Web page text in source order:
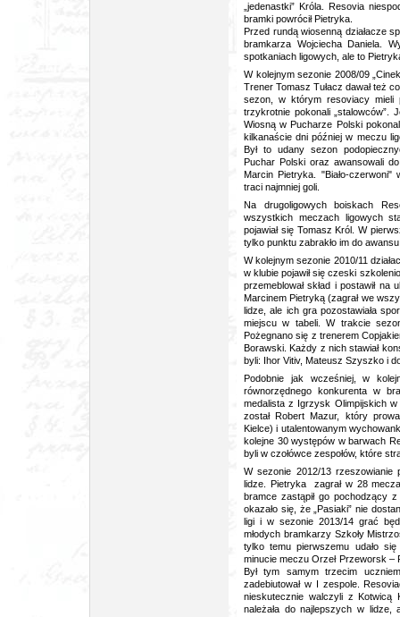
„jedenastki” Króla. Resovia
bramki powrócił Pietryka.
Przed rundą wiosenną działacze
bramkarza Wojciecha Daniela.
spotkaniach ligowych, ale to
W kolejnym sezonie 2008/09
Trener Tomasz Tułacz dawał też
sezon, w którym resoviacy mieli
trzykrotnie pokonali „stalowców”.
Wiosną w Pucharze Polski
kilkanaście dni później w meczu
Był to udany sezon
Puchar Polski oraz awansowali
Marcin Pietryka. "Biało-
traci najmniej goli.
Na drugoligowych boiskach
wszystkich meczach ligowych
pojawiał się Tomasz Król. W
tylko punktu zabrakło im do
W kolejnym sezonie 2010/11
w klubie pojawił się czeski
przemeblował skład i postawił
Marcinem Pietryką (zagrał we
lidze, ale ich gra pozostawiała
miejscu w tabeli. W trakcie
Pożegnano się z trenerem
Borawski. Każdy z nich stawiał
byli: Ihor Vitiv, Mateusz Szyszko i
Podobnie jak wcześniej, w
równorzędnego konkurenta w
medalista z Igrzysk Olimpijskich
został Robert Mazur, który
Kielce) i utalentowanym
kolejne 30 występów w barwach
byli w czołówce zespołów, które
W sezonie 2012/13 rzeszowianie
lidze. Pietryka zagrał w 28
bramce zastąpił go pochodzący
okazało się, że „Pasiaki” nie
ligi i w sezonie 2013/14 grać
młodych bramkarzy Szkoły
tylko temu pierwszemu udało
minucie meczu Orzeł Przeworsk –
Był tym samym trzecim
zadebiutował w I zespole.
nieskutecznie walczyli z Kotwicą
należała do najlepszych w lidze,